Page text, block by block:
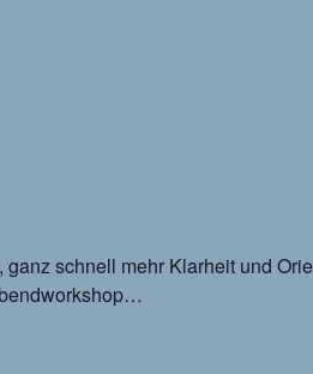
schnell mehr Klarheit und